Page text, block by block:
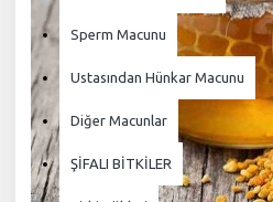
Sperm Macunu
Ustasından Hünkar Macunu
Diğer Macunlar
ŞİFALI BİTKİLER